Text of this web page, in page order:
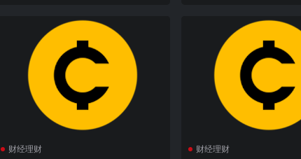
财经理财 财经理财